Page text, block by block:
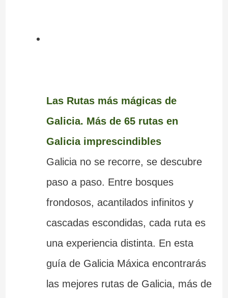
Las Rutas más mágicas de
Galicia. Más de 65 rutas en
Galicia imprescindibles
Galicia no se recorre, se descubre
paso a paso. Entre bosques
frondosos, acantilados infinitos y
cascadas escondidas, cada ruta es
una experiencia distinta. En esta
guía de Galicia Máxica encontrarás
las mejores rutas de Galicia, más de